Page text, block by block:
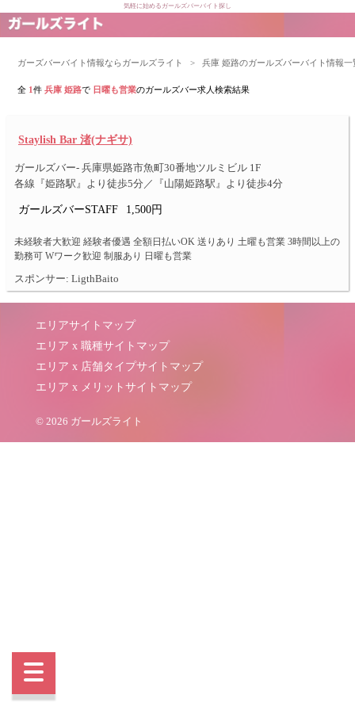
気軽に始めるガールズバーバイト探し
ガーズバーバイト情報ならガールズライト > 兵庫 姫路のガールズバーバイト情報一
全 1件兵庫 姫路で 日曜も営業のガールズバー求人検索結果
Staylish Bar 渚(ナギサ)
ガールズバー- 兵庫県姫路市魚町30番地ツルミビル 1F
各線『姫路駅』より徒歩5分／『山陽姫路駅』より徒歩4分
ガールズバーSTAFF 1,500円
未経験者大歓迎 経験者優遇 全額日払いOK 送りあり 土曜も営業 3時間以上の
勤務可 Wワーク歓迎 制服あり 日曜も営業
スポンサー: LigthBaito
エリアサイトマップ
エリア x 職種サイトマップ
エリア x 店舗タイプサイトマップ
エリア x メリットサイトマップ
© 2026 ガールズライト